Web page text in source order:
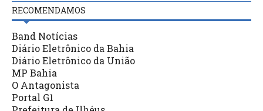
RECOMENDAMOS
Band Notícias
Diário Eletrônico da Bahia
Diário Eletrônico da União
MP Bahia
O Antagonista
Portal G1